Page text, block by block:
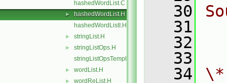
hashedWordList.C
►
hashedWordList.H
hashedWordListI.H
► stringList.H
►
stringListOps.H
stringListOpsTemplates.C
► wordList.H
► wordReList.H
   30
   31
   32
   33
   34